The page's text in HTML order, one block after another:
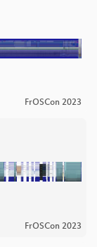
FrOSCon 2023
FrOSCon 2023